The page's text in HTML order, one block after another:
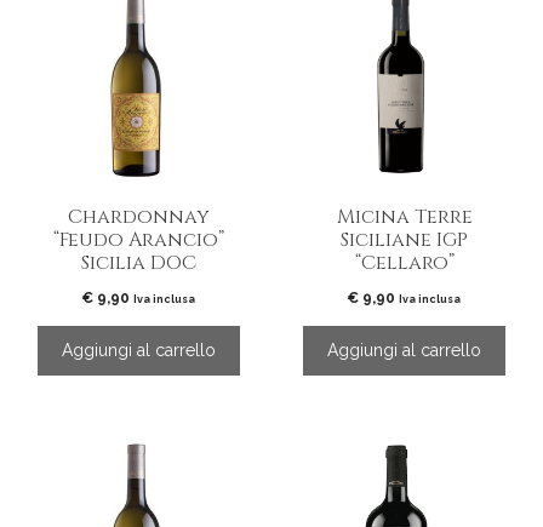
Chardonnay
“Feudo Arancio”
Sicilia DOC
€ 9,90 Iva inclusa
Aggiungi al carrello
Micina Terre
Siciliane IGP
“Cellaro”
€ 9,90 Iva inclusa
Aggiungi al carrello